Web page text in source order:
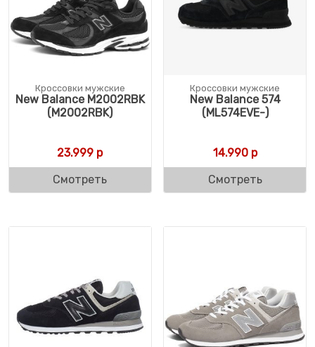
Кроссовки мужские
New Balance M2002RBK
(M2002RBK)
23.999 р
Смотреть
Кроссовки мужские
New Balance 574
(ML574EVE-)
14.990р
Смотреть